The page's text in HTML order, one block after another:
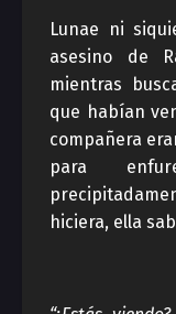
Lunae ni
asesino de
mientras
que habían
compañera
para
hiciera, ella